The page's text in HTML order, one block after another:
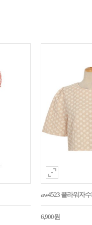
aw4523 플라워자
6,900원